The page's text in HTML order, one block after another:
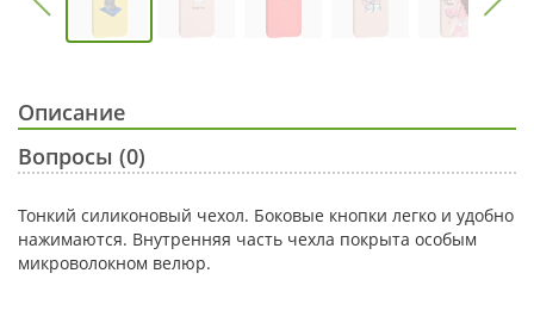
Описание
Вопросы (0)
Тонкий силиконовый чехол. Боковые кнопки легко и удобно
нажимаются. Внутренняя часть чехла покрыта особым
микроволокном велюр.